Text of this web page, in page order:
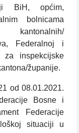
BiH, općim,
bolnicama
kantonalnih/
Federalnoj
i
za inspekcijske
županije.
od 08.01.2021.
Bosne i
Federacije
situaciji u